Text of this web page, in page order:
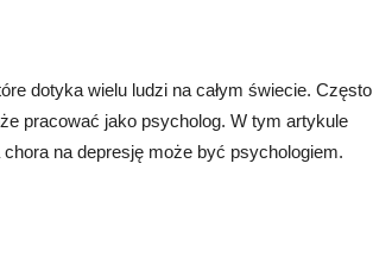
dotyka wielu ludzi na całym świecie. Często
pracować jako psycholog. W tym artykule
na depresję może być psychologiem.